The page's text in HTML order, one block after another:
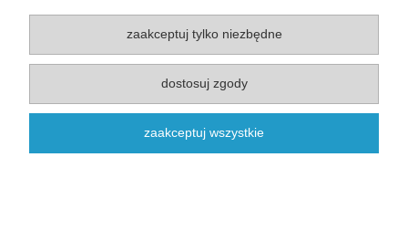
Ania z Zielonego Wzgórza
3,00 zł
zaakceptuj tylko niezbędne
dostosuj zgody
zaakceptuj wszystkie